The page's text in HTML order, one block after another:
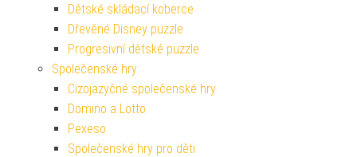
Dětské skládací koberce
Dřevěné Disney puzzle
Progresivní dětské puzzle
Společenské hry
Cizojazyčné společenské hry
Domino a Lotto
Pexeso
Společenské hry pro děti